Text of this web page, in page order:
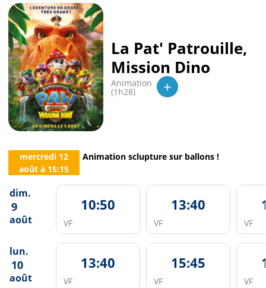
La Pat' Patrouille,
Mission Dino
Animation
(1h28) +
mercredi 12
aoûtà 15:15
Animation sclupture sur ballons !
dim.
9
août
10:50
VF
13:40
VF VF
lun.
10
août
13:40
VF
15:45
VF VF